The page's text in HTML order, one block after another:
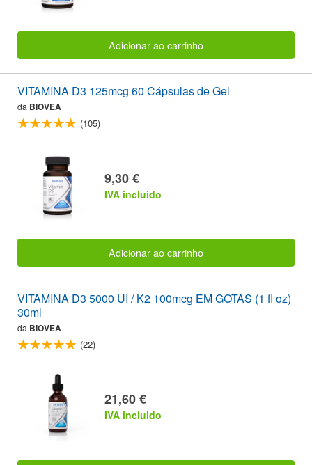
Adicionar ao carrinho
VITAMINA D3 125mcg 60 Cápsulas de Gel
da BIOVEA
(105)
9,30 €
IVA incluido
Adicionar ao carrinho
VITAMINA D3 5000 UI / K2 100mcg EM GOTAS (1 fl oz)
30ml
da BIOVEA
(22)
21,60 €
IVA incluido